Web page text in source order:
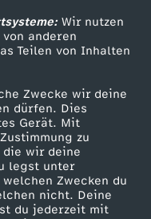
Wir nutzen
anderen
Teilen von Inhalten
Zwecke wir deine
dürfen. Dies
Gerät. Mit
zu
wir deine
legst unter
Zwecken du
nicht. Deine
du jederzeit mit